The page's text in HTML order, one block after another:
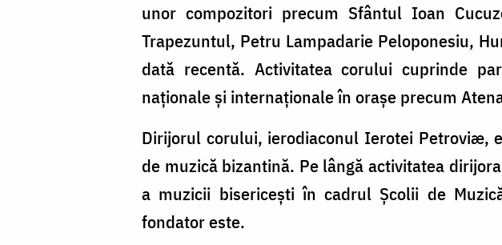
unor compozitori precum Sfântul Ioan
Trapezuntul, Petru Lampadarie Peloponesiu,
dată recentă. Activitatea corului cuprinde
naţionale şi internaţionale în oraşe precum
Dirijorul corului, ierodiaconul Ierotei Petroviæ,
de muzică bizantină. Pe lângă activitatea
a muzicii bisericeşti în cadrul Şcolii de
fondator este.